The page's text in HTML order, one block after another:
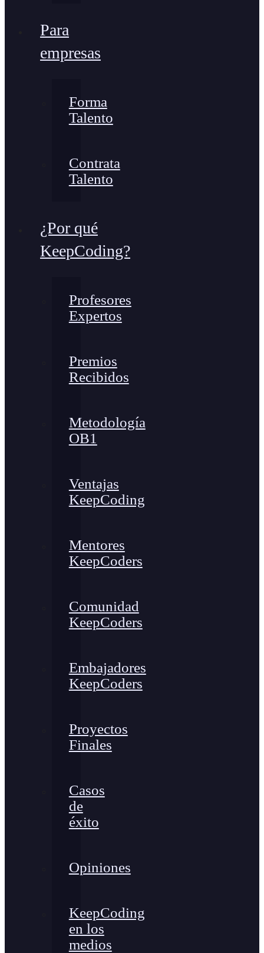
Para
empresas
Forma
Talento
Contrata
Talento
¿Por qué
KeepCoding?
Profesores
Expertos
Premios
Recibidos
Metodología
OB1
Ventajas
KeepCoding
Mentores
KeepCoders
Comunidad
KeepCoders
Embajadores
KeepCoders
Proyectos
Finales
Casos
de
éxito
Opiniones
KeepCoding
en los
medios